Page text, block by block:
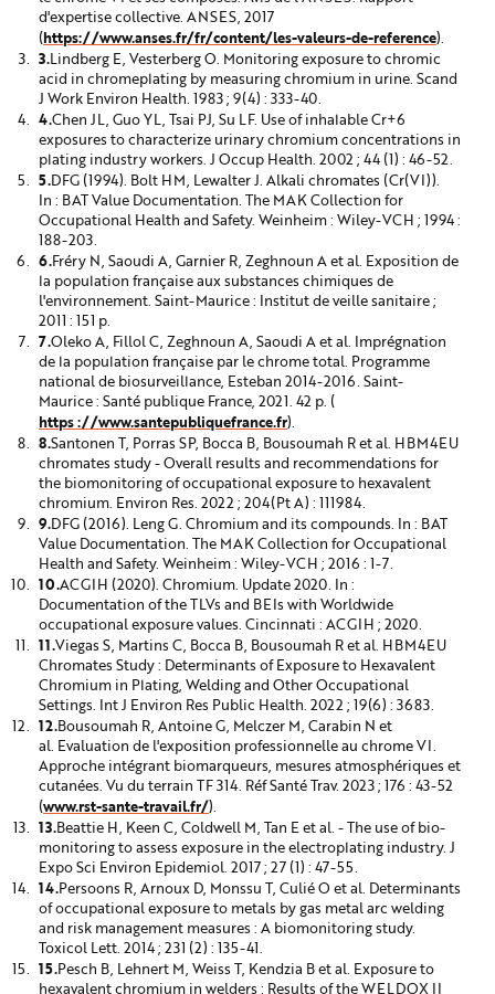
d'expertise collective. ANSES, 2017
(https://www.anses.fr/fr/content/les-valeurs-de-reference).
Lindberg E, Vesterberg O. Monitoring exposure to chromic
acid in chromeplating by measuring chromium in urine. Scand
J Work Environ Health. 1983 ; 9(4) : 333-40.
Chen JL, Guo YL, Tsai PJ, Su LF. Use of inhalable Cr+6
exposures to characterize urinary chromium concentrations in
plating industry workers. J Occup Health. 2002 ; 44 (1) : 46-52.
DFG (1994). Bolt HM, Lewalter J. Alkali chromates (Cr(VI)).
In : BAT Value Documentation. The MAK Collection for
Occupational Health and Safety. Weinheim : Wiley-VCH ; 1994 :
188-203.
Fréry N, Saoudi A, Garnier R, Zeghnoun A et al. Exposition de
la population française aux substances chimiques de
l'environnement. Saint-Maurice : Institut de veille sanitaire ;
2011 : 151 p.
Oleko A, Fillol C, Zeghnoun A, Saoudi A et al. Imprégnation
de la population française par le chrome total. Programme
national de biosurveillance, Esteban 2014-2016. Saint-
Maurice : Santé publique France, 2021. 42 p. (
https ://www.santepubliquefrance.fr).
Santonen T, Porras SP, Bocca B, Bousoumah R et al. HBM4EU
chromates study - Overall results and recommendations for
the biomonitoring of occupational exposure to hexavalent
chromium. Environ Res. 2022 ; 204(Pt A) : 111984.
DFG (2016). Leng G. Chromium and its compounds. In : BAT
Value Documentation. The MAK Collection for Occupational
Health and Safety. Weinheim : Wiley-VCH ; 2016 : 1-7.
ACGIH (2020). Chromium. Update 2020. In :
Documentation of the TLVs and BEIs with Worldwide
occupational exposure values. Cincinnati : ACGIH ; 2020.
Viegas S, Martins C, Bocca B, Bousoumah R et al. HBM4EU
Chromates Study : Determinants of Exposure to Hexavalent
Chromium in Plating, Welding and Other Occupational
Settings. Int J Environ Res Public Health. 2022 ; 19(6) : 3683.
Bousoumah R, Antoine G, Melczer M, Carabin N et
al. Evaluation de l'exposition professionnelle au chrome VI.
Approche intégrant biomarqueurs, mesures atmosphériques et
cutanées. Vu du terrain TF 314. Réf Santé Trav. 2023 ; 176 : 43-52
(www.rst-sante-travail.fr/).
Beattie H, Keen C, Coldwell M, Tan E et al. - The use of bio-
monitoring to assess exposure in the electroplating industry. J
Expo Sci Environ Epidemiol. 2017 ; 27 (1) : 47-55.
Persoons R, Arnoux D, Monssu T, Culié O et al. Determinants
of occupational exposure to metals by gas metal arc welding
and risk management measures : A biomonitoring study.
Toxicol Lett. 2014 ; 231 (2) : 135-41.
Pesch B, Lehnert M, Weiss T, Kendzia B et al. Exposure to
hexavalent chromium in welders : Results of the WELDOX II